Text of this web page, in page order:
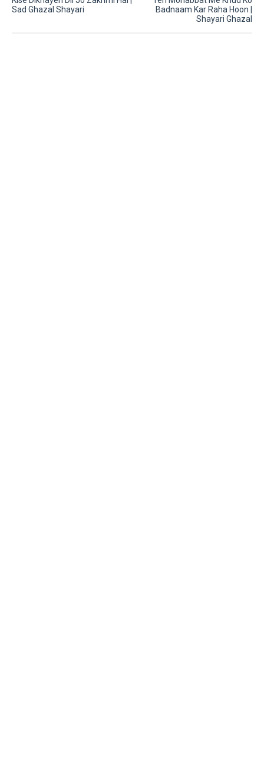
Badnaam Kar Raha Hoon |
Shayari Ghazal
Sad Ghazal Shayari